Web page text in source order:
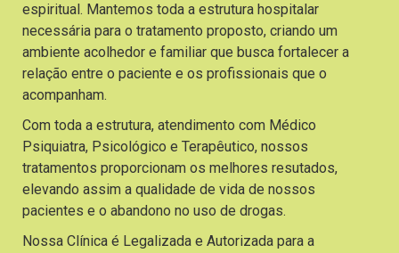
espiritual. Mantemos toda a estrutura hospitalar
necessária para o tratamento proposto, criando um
ambiente acolhedor e familiar que busca fortalecer a
relação entre o paciente e os profissionais que o
acompanham.
Com toda a estrutura, atendimento com Médico
Psiquiatra, Psicológico e Terapêutico, nossos
tratamentos proporcionam os melhores resutados,
elevando assim a qualidade de vida de nossos
pacientes e o abandono no uso de drogas.
Nossa Clínica é Legalizada e Autorizada para a